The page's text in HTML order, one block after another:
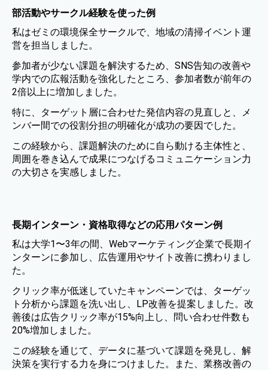
部活動やサークル経験を使った例
私はゼミの環境保全サークルで、地域の清掃イベント運
営を担当しました。
参加者が少ない課題を解決するため、SNS告知の改善や
学内での広報活動を強化したところ、参加者数が前年の
2倍以上に増加しました。
特に、ターゲット層に合わせた発信内容の見直しと、メ
ンバー間での役割分担の明確化が成功の要因でした。
この経験から、課題解決のために自ら動ける主体性と、
周囲を巻き込んで成果につなげるコミュニケーション力
の大切さを実感しました。
長期インターン・資格取得などの応用パターン例
私は大学1〜3年の間、Webマーケティング企業で長期イ
ンターンに参加し、広告運用やサイト改善に携わりまし
た。
クリック率が低迷していたキャンペーンでは、ターゲッ
ト分析から課題を洗い出し、LP改善を提案しました。改
善後は広告クリック率が15%向上し、問い合わせ件数も
20%増加しました。
この経験を通じて、データに基づいて課題を発見し、解
決策を実行する力を身につけました。また、業務改善の